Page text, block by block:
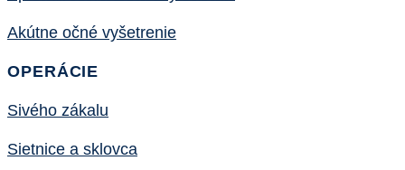
Akútne očné vyšetrenie
OPERÁCIE
Sivého zákalu
Sietnice a sklovca